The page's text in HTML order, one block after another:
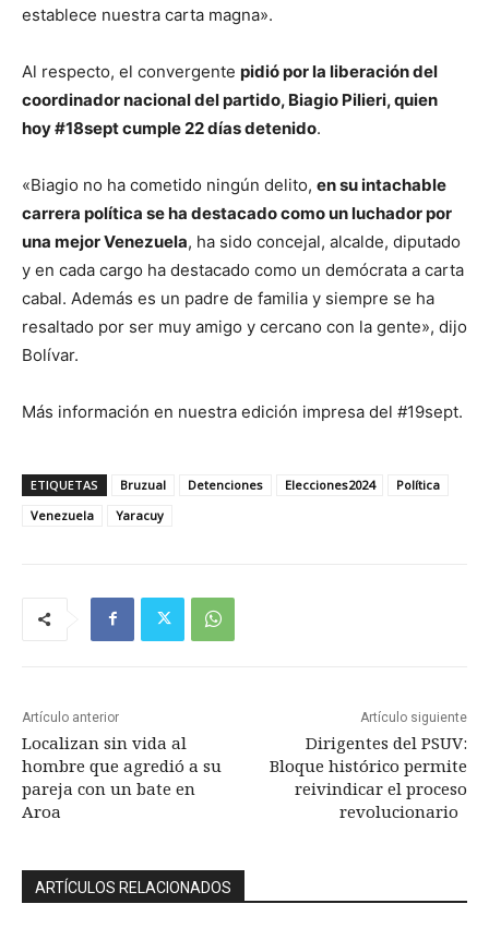
establece nuestra carta magna».
Al respecto, el convergente pidió por la liberación del
coordinador nacional del partido, Biagio Pilieri, quien
hoy #18sept cumple 22 días detenido.
«Biagio no ha cometido ningún delito, en su intachable
carrera política se ha destacado como un luchador por
una mejor Venezuela, ha sido concejal, alcalde, diputado
y en cada cargo ha destacado como un demócrata a carta
cabal. Además es un padre de familia y siempre se ha
resaltado por ser muy amigo y cercano con la gente», dijo
Bolívar.
Más información en nuestra edición impresa del #19sept.
ETIQUETAS Bruzual Detenciones Elecciones2024
Política
Venezuela
Yaracuy
Artículo anterior
Localizan sin vida al
hombre que agredió a su
pareja con un bate en
Aroa
Artículo siguiente
Dirigentes del PSUV:
Bloque histórico permite
reivindicar el proceso
revolucionario
ARTÍCULOS RELACIONADOS